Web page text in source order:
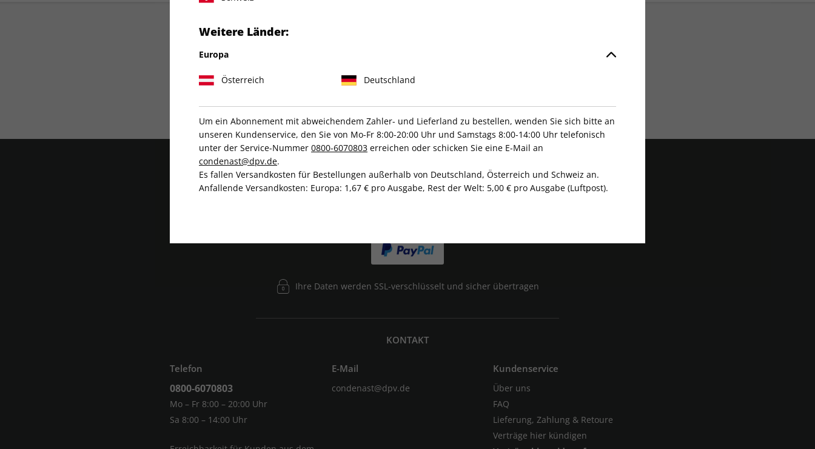
ZAHLUNGSARTEN
Ihre Daten werden SSL-verschlüsselt und sicher übertragen
KONTAKT
Telefon
0800-6070803
Mo – Fr 8:00 – 20:00 Uhr
Sa 8:00 – 14:00 Uhr
E-Mail
condenast@dpv.de
Kundenservice
Über uns
FAQ
Lieferung, Zahlung & Retoure
Verträge hier kündigen
Weitere Länder:
Europa
Österreich Deutschland
Um ein Abonnement mit abweichendem Zahler- und Lieferland zu bestellen, wenden Sie sich bitte an
unseren Kundenservice, den Sie von Mo-Fr 8:00-20:00 Uhr und Samstags 8:00-14:00 Uhr telefonisch
unter der Service-Nummer 0800-6070803 erreichen oder schicken Sie eine E-Mail an
condenast@dpv.de.
Es fallen Versandkosten für Bestellungen außerhalb von Deutschland, Österreich und Schweiz an.
Anfallende Versandkosten: Europa: 1,67 € pro Ausgabe, Rest der Welt: 5,00 € pro Ausgabe (Luftpost).